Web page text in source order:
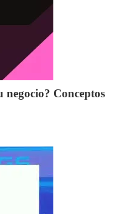
negocio? Conceptos